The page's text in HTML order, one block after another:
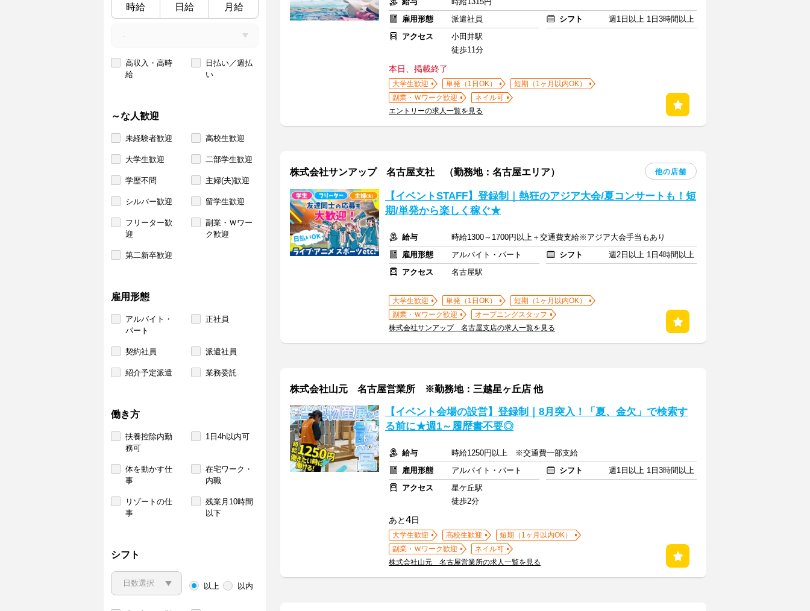
時給 日給 月給
高収入・高時
給
日払い／週払
い
～な人歓迎
未経験者歓迎 高校生歓迎
大学生歓迎 二部学生歓迎
学歴不問 主婦(夫)歓迎
シルバー歓迎 留学生歓迎
フリーター歓
迎
副業・Ｗワー
ク歓迎
第二新卒歓迎
雇用形態
アルバイト・
パート
正社員
契約社員 派遣社員
紹介予定派遣 業務委託
働き方
扶養控除内勤
務可
1日4h以内可
体を動かす仕
事
在宅ワーク・
内職
リゾートの仕
事
残業月10時間
以下
シフト
以上 以内
雇用形態
派遣社員 シフト
週1日以上 1日3時間以上
アクセス
小田井駅
徒歩11分
本日、掲載終了
大学生歓迎 単発（1日OK）
短期（1ヶ月以内OK）
副業・Ｗワーク歓迎
ネイル可
エントリーの求人一覧を見る
株式会社サンアップ 名古屋支社 （勤務地：名古屋エリア） 他の店舗
【イベントSTAFF】登録制｜熱狂のアジア大会/夏コンサートも！短
期/単発から楽しく稼ぐ★
給与
時給1300～1700円以上＋交通費支給※アジア大会手当もあり
雇用形態
アルバイト・パート シフト
週2日以上 1日4時間以上
アクセス
名古屋駅
大学生歓迎 単発（1日OK）
短期（1ヶ月以内OK）
副業・Ｗワーク歓迎
オープニングスタッフ
株式会社サンアップ 名古屋支店の求人一覧を見る
株式会社山元 名古屋営業所 ※勤務地：三越星ヶ丘店 他
【イベント会場の設営】登録制｜8月突入！「夏、金欠」で検索す
る前に★週1～履歴書不要◎
給与
時給1250円以上 ※交通費一部支給
雇用形態
アルバイト・パート シフト
週1日以上 1日3時間以上
アクセス
星ケ丘駅
徒歩2分
あと4日
大学生歓迎 高校生歓迎
短期（1ヶ月以内OK）
副業・Ｗワーク歓迎
ネイル可
株式会社山元 名古屋営業所の求人一覧を見る